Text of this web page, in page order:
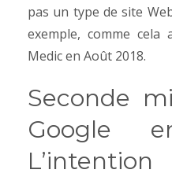
pas un type de site
exemple, comme
Medic en Août 2018.
Seconde
Google